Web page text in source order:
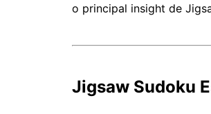
o principal insight de
Jigsaw Sudoku